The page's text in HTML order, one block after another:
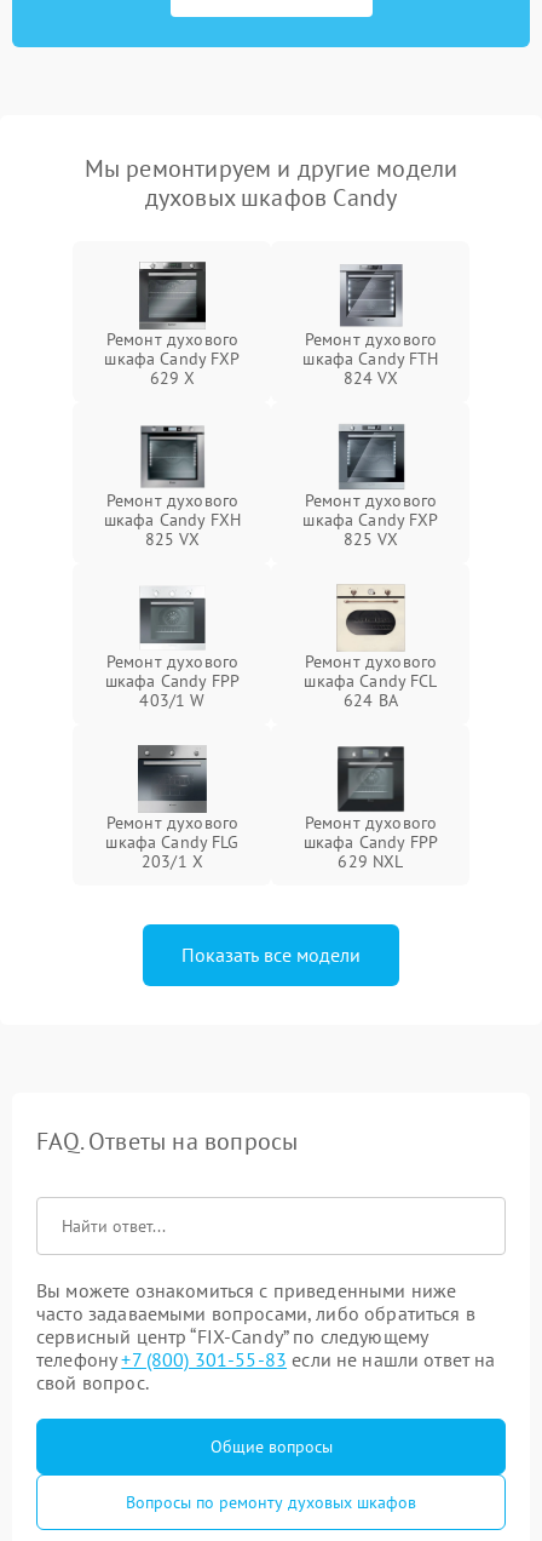
Мы ремонтируем и другие модели
духовых шкафов Candy
Ремонт духового
шкафа Candy FXP
629 X
Ремонт духового
шкафа Candy FTH
824 VX
Ремонт духового
шкафа Candy FXH
825 VX
Ремонт духового
шкафа Candy FXP
825 VX
Ремонт духового
шкафа Candy FPP
403/1 W
Ремонт духового
шкафа Candy FCL
624 BA
Ремонт духового
шкафа Candy FLG
203/1 X
Ремонт духового
шкафа Candy FPP
629 NXL
Показать все модели
FAQ. Ответы на вопросы
Вы можете ознакомиться с приведенными ниже
часто задаваемыми вопросами, либо обратиться в
сервисный центр “FIX-Candy” по следующему
телефону+7 (800) 301-55-83 если не нашли ответ на
свой вопрос.
Общие вопросы
Вопросы по ремонту духовых шкафов